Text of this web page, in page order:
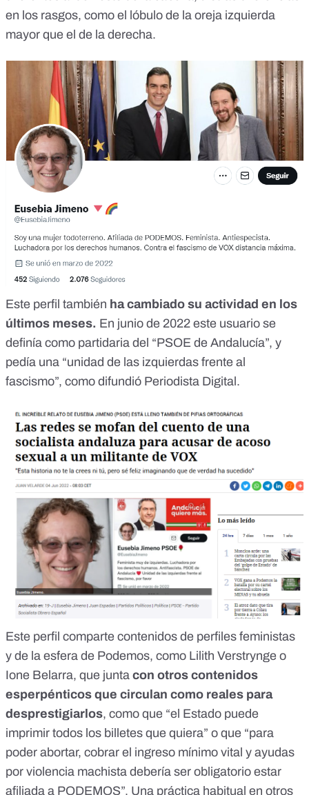
en los rasgos, como el lóbulo de la oreja izquierda
mayor que el de la derecha.
Este perfil también ha cambiado su actividad en los
últimos meses. En junio de 2022 este usuario se
definía como partidaria del “PSOE de Andalucía”, y
pedía una “unidad de las izquierdas frente al
fascismo”, como difundió Periodista Digital.
Este perfil comparte contenidos de perfiles feministas
y de la esfera de Podemos, como Lilith Verstrynge o
Ione Belarra, que junta con otros contenidos
esperpénticos que circulan como reales para
desprestigiarlos, como que “el Estado puede
imprimir todos los billetes que quiera” o que “para
poder abortar, cobrar el ingreso mínimo vital y ayudas
por violencia machista debería ser obligatorio estar
afiliada a PODEMOS”. Una práctica habitual en otros